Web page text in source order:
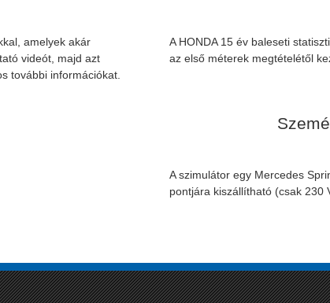
amelyek akár
videót, majd azt
további információkat.
A HONDA 15 év baleseti
az első méterek megtételétől
A szimulátor egy Mercedes
pontjára kiszállítható (csak 230